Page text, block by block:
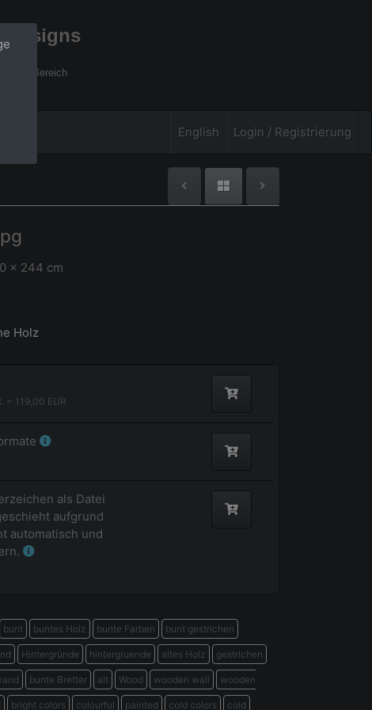
Bereich
English Login / Registrierung
x 244 cm
Holz
= 119,00 EUR
als Datei
aufgrund
automatisch und
bunt buntes Holz bunte Farben bunt gestrichen
Hintergründe hintergruende altes Holz gestrichen
bunte Bretter alt Wood wooden wall wooden
bright colors colourful painted cold colors cold